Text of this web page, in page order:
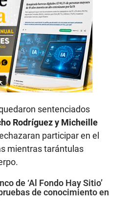
sentenciados
Rodríguez y Micheille
participar en el
mientras tarántulas
de ‘Al Fondo Hay Sitio’
de conocimiento en